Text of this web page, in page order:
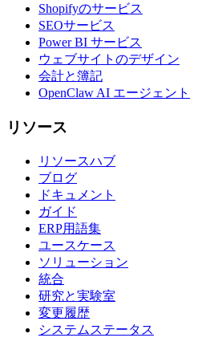
Shopifyのサービス
SEOサービス
Power BI サービス
ウェブサイトのデザイン
会計と簿記
OpenClaw AI エージェント
リソース
リソースハブ
ブログ
ドキュメント
ガイド
ERP用語集
ユースケース
ソリューション
統合
研究と実験室
変更履歴
システムステータス